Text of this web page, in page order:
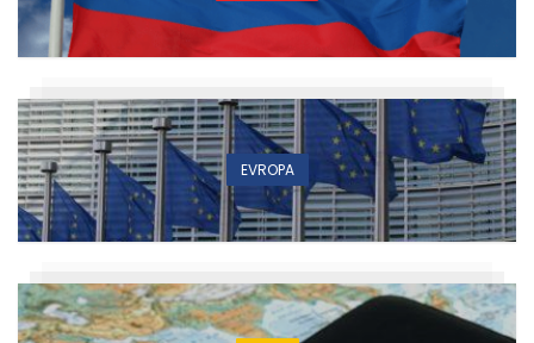
EVROPA